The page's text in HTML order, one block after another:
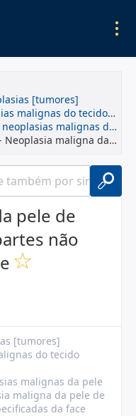
[tumores]
do tecido mesotelial e tecidos moles
malignas da pele
maligna da pele de outras partes e de partes não especificadas da face
pele de
não
[tumores]
do tecido
malignas da pele
maligna da pele de
da face